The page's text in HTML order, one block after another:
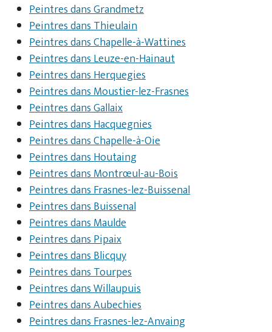
Peintres dans Grandmetz
Peintres dans Thieulain
Peintres dans Chapelle-à-Wattines
Peintres dans Leuze-en-Hainaut
Peintres dans Herquegies
Peintres dans Moustier-lez-Frasnes
Peintres dans Gallaix
Peintres dans Hacquegnies
Peintres dans Chapelle-à-Oie
Peintres dans Houtaing
Peintres dans Montrœul-au-Bois
Peintres dans Frasnes-lez-Buissenal
Peintres dans Buissenal
Peintres dans Maulde
Peintres dans Pipaix
Peintres dans Blicquy
Peintres dans Tourpes
Peintres dans Willaupuis
Peintres dans Aubechies
Peintres dans Frasnes-lez-Anvaing